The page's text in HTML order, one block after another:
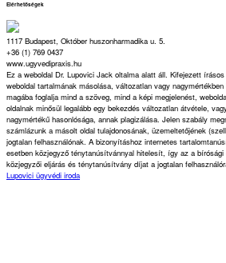
Elérhetőségek
1117 Budapest, Október huszonharmadika u. 5.
+36 (1) 769 0437
www.ugyvedipraxis.hu
Ez a weboldal Dr. Lupovici Jack oltalma alatt áll. Kifejezett
weboldal tartalmának másolása, változatlan vagy
magába foglalja mind a szöveg, mind a képi megjelenést,
oldalnak minősül legalább egy bekezdés változatlan átvétele,
nagymértékű hasonlósága, annak plagizálása. Jelen szabály
számlázunk a másolt oldal tulajdonosának, üzemeltetőjének
jogtalan felhasználónak. A bizonyításhoz internetes
esetben közjegyző ténytanúsítvánnyal hitelesít, így az a
közjegyzői eljárás és ténytanúsítvány díjat a jogtalan
Lupovici ügyvédi iroda